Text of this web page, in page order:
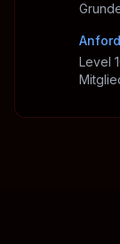
Level